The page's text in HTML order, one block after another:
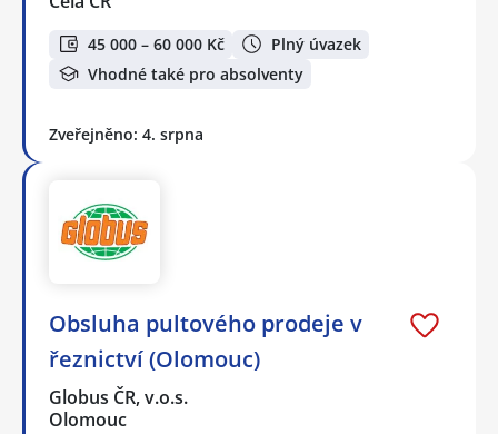
45 000 – 60 000 Kč
Plný úvazek
Vhodné také pro absolventy
Zveřejněno: 4. srpna
Obsluha pultového prodeje v
řeznictví (Olomouc)
Globus ČR, v.o.s.
Olomouc